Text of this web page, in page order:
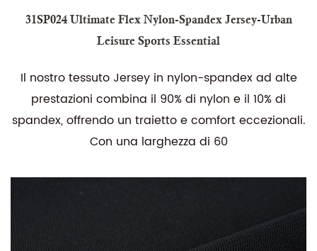
31SP024 Ultimate Flex Nylon-Spandex Jersey-Urban
Leisure Sports Essential
Il nostro tessuto Jersey in nylon-spandex ad alte
prestazioni combina il 90% di nylon e il 10% di
spandex, offrendo un traietto e comfort eccezionali.
Con una larghezza di 60